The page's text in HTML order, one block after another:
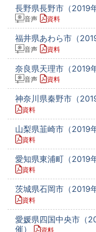
長野県長野市（2019
音声 資料
福井県あわら市（
音声 資料
奈良県天理市（2019
音声 資料
神奈川県秦野市（
資料
山梨県韮崎市（2019
資料
愛知県東浦町（2019
資料
茨城県石岡市（2019
資料
愛媛県四国中央市（
催）
資料